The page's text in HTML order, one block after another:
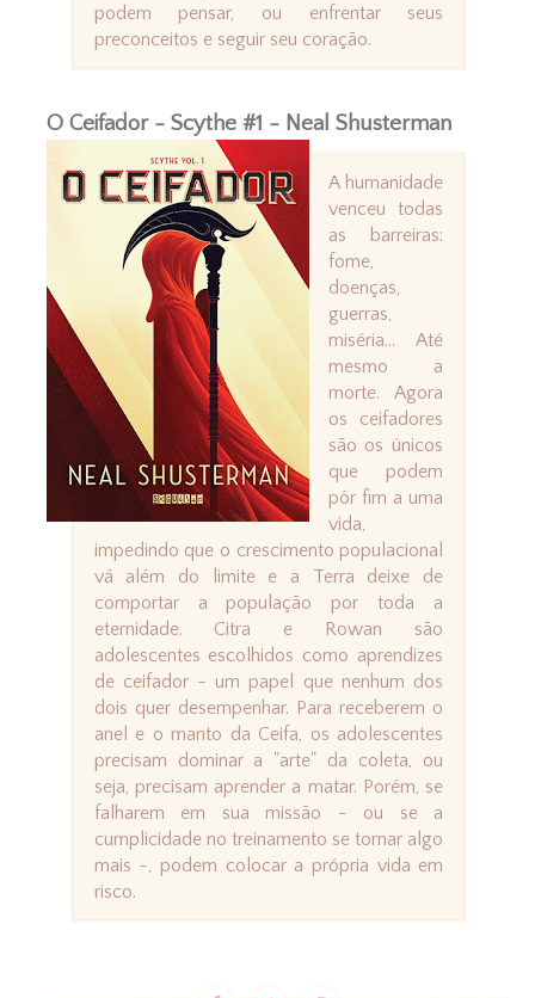
podem pensar, ou enfrentar seus
preconceitos e seguir seu coração.
O Ceifador - Scythe #1 - Neal Shusterman
A humanidade
venceu todas
as barreiras:
fome,
doenças,
guerras,
miséria… Até
mesmo a
morte. Agora
os ceifadores
são os únicos
que podem
pôr fim a uma
vida,
impedindo que o crescimento populacional
vá além do limite e a Terra deixe de
comportar a população por toda a
eternidade. Citra e Rowan são
adolescentes escolhidos como aprendizes
de ceifador - um papel que nenhum dos
dois quer desempenhar. Para receberem o
anel e o manto da Ceifa, os adolescentes
precisam dominar a "arte" da coleta, ou
seja, precisam aprender a matar. Porém, se
falharem em sua missão - ou se a
cumplicidade no treinamento se tornar algo
mais -, podem colocar a própria vida em
risco.